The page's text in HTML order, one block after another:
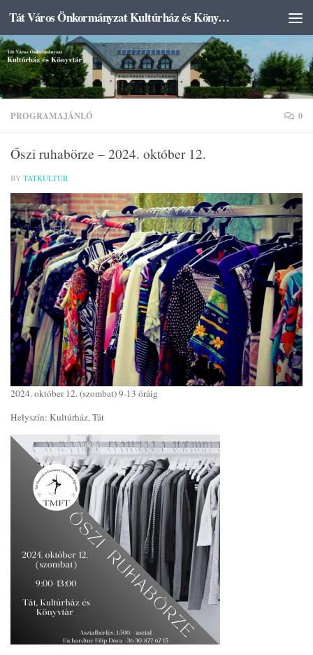
Skip to content Tát Város Önkormányzat Kultúrház és Könyvtár
PROGRAMAJÁNLÓ 0
Őszi ruhabörze – 2024. október 12.
BY TATKULTUR
2024. október 12. (szombat) 9-13 óráig
Helyszín: Kultúrház, Tát